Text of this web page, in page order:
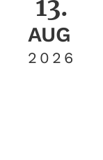
13.
AUG
2026